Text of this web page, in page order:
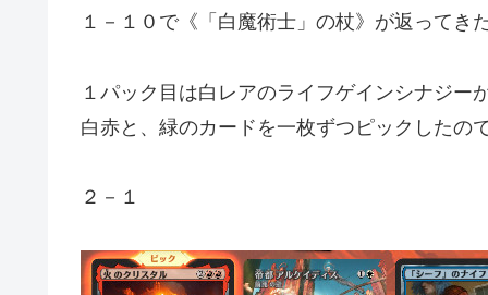
１－１０で《「白魔術士」の杖》が返ってき
１パック目は白レアのライフゲインシナジー
白赤と、緑のカードを一枚ずつピックしたの
２－１